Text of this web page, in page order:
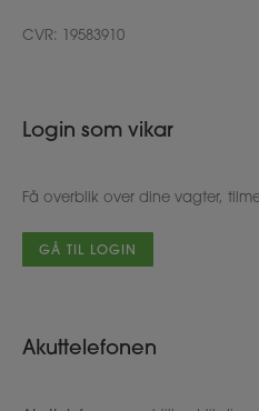
CVR: 19583910
Login som vikar
Få overblik over dine vagter,
GÅ TIL LOGIN
Akuttelefonen